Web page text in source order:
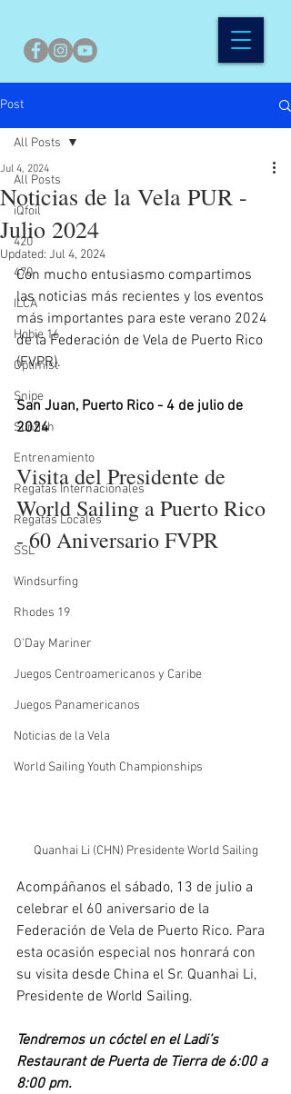
Post
All Posts
iQfoil
420
470
ILCA
Hobie 16
Optimist
Snipe
Sunfish
Entrenamiento
Regatas Internacionales
Regatas Locales
SSL
Windsurfing
Rhodes 19
O'Day Mariner
Juegos Centroamericanos y Caribe
Juegos Panamericanos
Noticias de la Vela
World Sailing Youth Championships
All Posts
Noticias de la Vela PUR -
Julio 2024
Jul 4, 2024
Updated: Jul 4, 2024
Con mucho entusiasmo compartimos
las noticias más recientes y los eventos
más importantes para este verano 2024
de la Federación de Vela de Puerto Rico
(FVPR).
San Juan, Puerto Rico - 4 de julio de
2024
Visita del Presidente de
World Sailing a Puerto Rico
- 60 Aniversario FVPR
Quanhai Li (CHN) Presidente World Sailing
Acompáñanos el sábado, 13 de julio a
celebrar el 60 aniversario de la
Federación de Vela de Puerto Rico. Para
esta ocasión especial nos honrará con
su visita desde China el Sr. Quanhai Li,
Presidente de World Sailing.
Tendremos un cóctel en el Ladi’s
Restaurant de Puerta de Tierra de 6:00 a
8:00 pm.